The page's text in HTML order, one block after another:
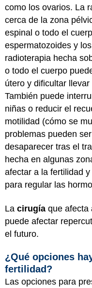
como los ovarios. La
cerca de la zona
espinal o todo el
espermatozoides y
radioterapia hecha
o todo el cuerpo
útero y dificultar
También puede
niñas o reducir el
motilidad (cómo se
problemas pueden
desaparecer tras el
hecha en algunas
afectar a la fertilidad
para regular las
La cirugía que afecta
puede afectar
el futuro.
¿Qué opciones
fertilidad?
Las opciones para